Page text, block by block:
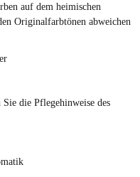
auf dem heimischen
Originalfarbtönen abweichen
Sie die Pflegehinweise des